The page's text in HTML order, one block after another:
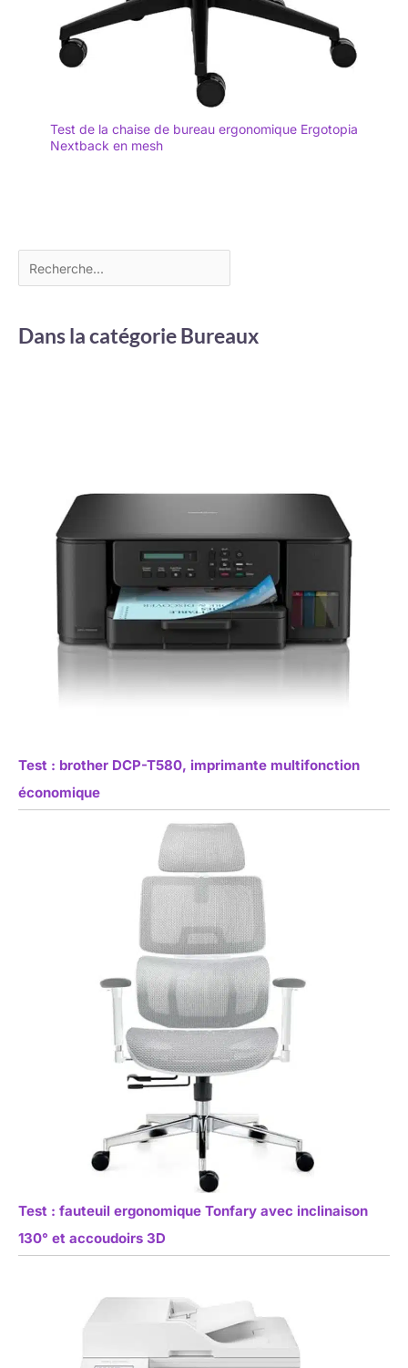
Test de la chaise de bureau ergonomique Ergotopia
Nextback en mesh
Dans la catégorie Bureaux
Test : brother DCP-T580, imprimante multifonction
économique
Test : fauteuil ergonomique Tonfary avec inclinaison
130° et accoudoirs 3D